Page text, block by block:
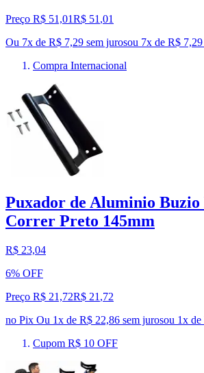
Preço R$ 51,01R$ 51 ,01
Ou 7x de R$ 7,29 sem jurosou 7x de R$ 7,29
Compra Internacional
Puxador de Aluminio
Correr Preto 145mm
R$ 23,04
6% OFF
Preço R$ 21,72R$ 21 ,72
no Pix Ou 1x de R$ 22,86 sem jurosou 1x de
Cupom R$ 10 OFF